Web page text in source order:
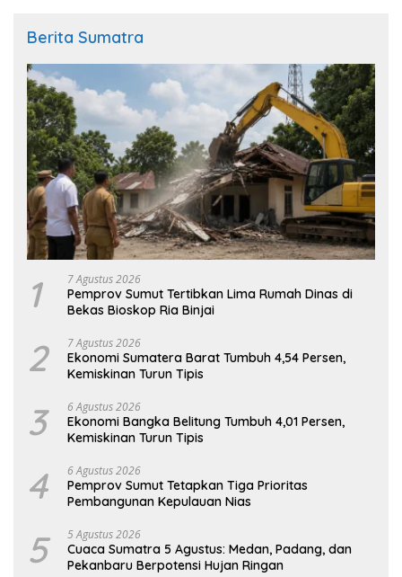
Berita Sumatra
1 7 Agustus 2026
Pemprov Sumut Tertibkan Lima Rumah Dinas di
Bekas Bioskop Ria Binjai
2 7 Agustus 2026
Ekonomi Sumatera Barat Tumbuh 4,54 Persen,
Kemiskinan Turun Tipis
3 6 Agustus 2026
Ekonomi Bangka Belitung Tumbuh 4,01 Persen,
Kemiskinan Turun Tipis
4 6 Agustus 2026
Pemprov Sumut Tetapkan Tiga Prioritas
Pembangunan Kepulauan Nias
5 5 Agustus 2026
Cuaca Sumatra 5 Agustus: Medan, Padang, dan
Pekanbaru Berpotensi Hujan Ringan